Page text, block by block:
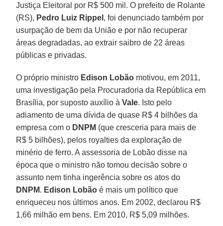
Justiça Eleitoral por R$ 500 mil. O prefeito de Rolante
(RS), Pedro Luiz Rippel , foi denunciado também por
usurpação de bem da União e por não recuperar
áreas degradadas, ao extrair saibro de 22 áreas
públicas e privadas.
O próprio ministro Edison Lobão motivou, em 2011,
uma investigação pela Procuradoria da República em
Brasília, por suposto auxílio àVale. Isto pelo
adiamento de uma dívida de quase R$ 4 bilhões da
empresa com o DNPM (que cresceria para mais de
R$ 5 bilhões), pelos royalties da exploração de
minério de ferro. A assessoria de Lobão disse na
época que o ministro não tomou decisão sobre o
assunto nem tinha ingerência sobre os atos do
DNPM. Edison Lobão é mais um político que
enriqueceu nos últimos anos. Em 2002, declarou R$
1,66 milhão em bens. Em 2010, R$ 5,09 milhões.